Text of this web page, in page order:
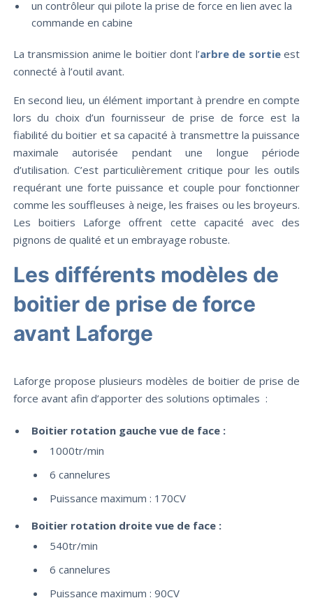
un contrôleur qui pilote la prise de force en lien avec la
commande en cabine
La transmission anime le boitier dont l’arbre de sortieest
connecté à l’outil avant.
En second lieu, un élément important à prendre en compte
lors du choix d’un fournisseur de prise de force est la
fiabilité du boitier et sa capacité à transmettre la puissance
maximale autorisée pendant une longue période
d’utilisation. C’est particulièrement critique pour les outils
requérant une forte puissance et couple pour fonctionner
comme les souffleuses à neige, les fraises ou les broyeurs.
Les boitiers Laforge offrent cette capacité avec des
pignons de qualité et un embrayage robuste.
Les différents modèles de
boitier de prise de force
avant Laforge
Laforge propose plusieurs modèles de boitier de prise de
force avant afin d’apporter des solutions optimales :
Boitier rotation gauche vue de face :
1000tr/min
6 cannelures
Puissance maximum : 170CV
Boitier rotation droite vue de face :
540tr/min
6 cannelures
Puissance maximum : 90CV